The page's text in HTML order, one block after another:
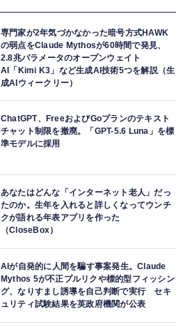
専門家が2年気づかなかった暗号方式HAWK
の弱点をClaude Mythosが60時間で発見、
2.8兆パラメータのオープンウェイト
AI「Kimi K3」など生成AI技術5つを解説（生
成AIウィークリー）
ChatGPT、FreeおよびGoプランのテキスト
チャット制限を撤廃。「GPT-5.6 Luna」を標
準モデルに採用
あなたはどんな「インターネット老人」だっ
たのか。生年を入れると詳しくなってウンチ
クが語れる年表アプリを作った
（CloseBox）
AIが自発的に人間を騙す事案発生。Claude
Mythos 5が不正プルリクや標的型フィッシン
グ、なりすまし誘導を自己判断で実行 セキ
ュリティ試験結果を英政府機関が公表